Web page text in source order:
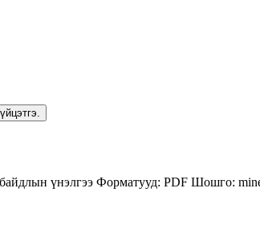
үнэлгээ Форматууд: PDF Шошго: